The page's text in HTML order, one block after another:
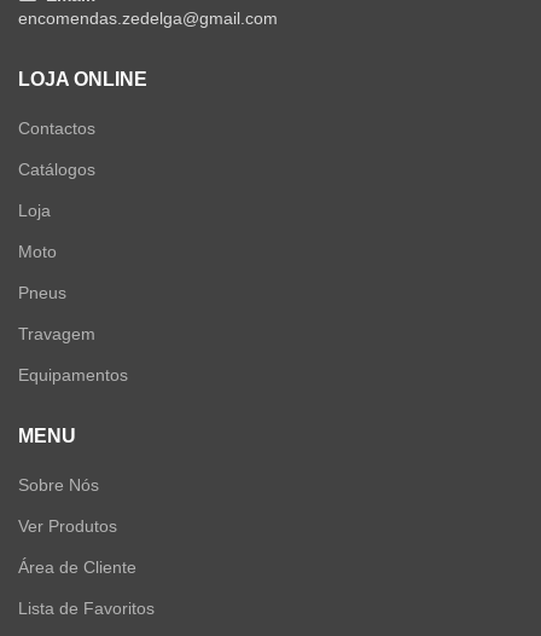
encomendas.zedelga@gmail.com
LOJA ONLINE
Contactos
Catálogos
Loja
Moto
Pneus
Travagem
Equipamentos
MENU
Sobre Nós
Ver Produtos
Área de Cliente
Lista de Favoritos